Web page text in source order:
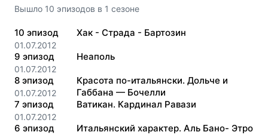
Вышло 10 эпизодов в 1 сезоне
10 эпизод
01.07.2012
Хак - Страда - Бартозин
9 эпизод
01.07.2012
Неаполь
8 эпизод
01.07.2012
Красота по-итальянски. Дольче и
Габбана — Бочелли
7 эпизод
01.07.2012
Ватикан. Кардинал Равази
6 эпизод Итальянский характер. Аль Бано- Этро